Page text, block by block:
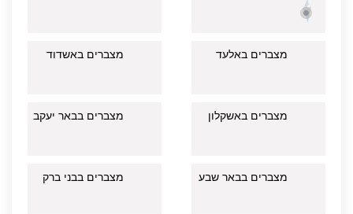
מצברים באלעד מצברים באשדוד
מצברים באשקלון מצברים בבאר יעקב
מצברים בבאר שבע מצברים בבני ברק